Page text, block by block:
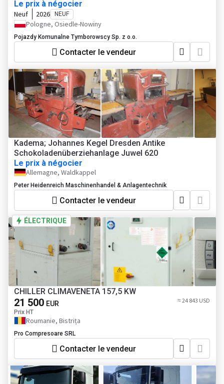
Le prix à négocier
Neuf 2026 NEUF
Pologne, Osiedle-Nowiny
Pojazdy Komunalne Tymborowscy Sp. z o.o.
Contacter le vendeur
Kadema; Johannes Kegel Dresden Antike
Schokoladenüberziehanlage Juwel 620
Le prix à négocier
Allemagne, Waldkappel
Peter Heidenreich Maschinenhandel & Anlagentechnik
Contacter le vendeur
ÉLECTRIQUE
CHILLER CLIMAVENETA 157,5 KW
21 500 EUR
Prix HT
≈ 24 843 USD
Roumanie, Bistrița
Pro Compresoare SRL
Contacter le vendeur